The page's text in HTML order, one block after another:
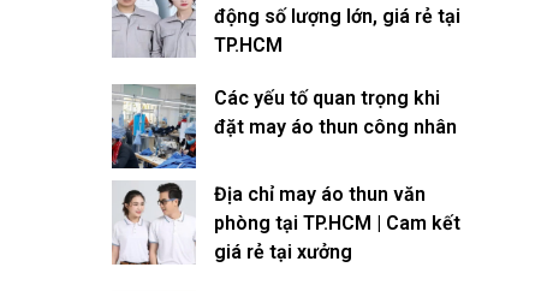
động số lượng lớn, giá rẻ tại
TP.HCM
Các yếu tố quan trọng khi
đặt may áo thun công nhân
Địa chỉ may áo thun văn
phòng tại TP.HCM | Cam kết
giá rẻ tại xưởng